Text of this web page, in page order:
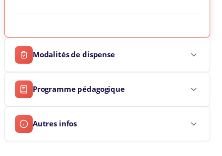
Modalités de dispense
Programme pédagogique
Autres infos